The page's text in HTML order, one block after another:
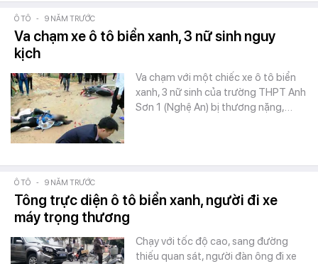
Ô TÔ - 9 NĂM TRƯỚC
Va chạm xe ô tô biển xanh, 3 nữ sinh nguy
kịch
Va chạm với một chiếc xe ô tô biển
xanh, 3 nữ sinh của trường THPT Anh
Sơn 1 (Nghệ An) bị thương nặng,…
Ô TÔ - 9 NĂM TRƯỚC
Tông trực diện ô tô biển xanh, người đi xe
máy trọng thương
Chạy với tốc độ cao, sang đường
thiếu quan sát, người đàn ông đi xe